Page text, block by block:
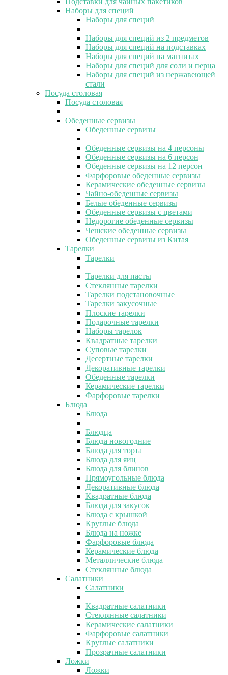
Наборы для специй
Наборы для специй
Наборы для специй из 2 предметов
Наборы для специй на подставках
Наборы для специй на магнитах
Наборы для специй для соли и перца
Наборы для специй из нержавеющей
стали
Посуда столовая
Посуда столовая
Обеденные сервизы
Обеденные сервизы
Обеденные сервизы на 4 персоны
Обеденные сервизы на 6 персон
Обеденные сервизы на 12 персон
Фарфоровые обеденные сервизы
Керамические обеденные сервизы
Чайно-обеденные сервизы
Белые обеденные сервизы
Обеденные сервизы с цветами
Недорогие обеденные сервизы
Чешские обеденные сервизы
Обеденные сервизы из Китая
Тарелки
Тарелки
Тарелки для пасты
Стеклянные тарелки
Тарелки подстановочные
Тарелки закусочные
Плоские тарелки
Подарочные тарелки
Наборы тарелок
Квадратные тарелки
Суповые тарелки
Десертные тарелки
Декоративные тарелки
Обеденные тарелки
Керамические тарелки
Фарфоровые тарелки
Блюда
Блюда
Блюдца
Блюда новогодние
Блюда для торта
Блюда для яиц
Блюда для блинов
Прямоугольные блюда
Декоративные блюда
Квадратные блюда
Блюда для закусок
Блюда с крышкой
Круглые блюда
Блюда на ножке
Фарфоровые блюда
Керамические блюда
Металлические блюда
Стеклянные блюда
Салатники
Салатники
Квадратные салатники
Стеклянные салатники
Керамические салатники
Фарфоровые салатники
Круглые салатники
Прозрачные салатники
Ложки
Ложки